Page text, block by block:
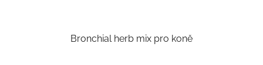
Bronchial herb mix pro koně